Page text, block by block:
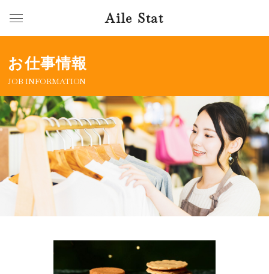
Aile Stat
お仕事情報
JOB INFORMATION